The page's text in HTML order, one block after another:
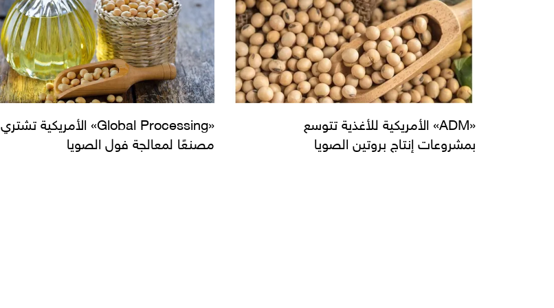
«Global Processing» الأمريكية تشتري
مصنعًا لمعالجة فول الصويا
«ADM» الأمريكية للأغذية تتوسع
بمشروعات إنتاج بروتين الصويا